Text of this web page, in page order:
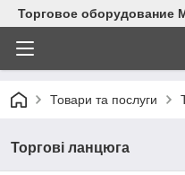
Торговое оборудование
Товари та послуги
Торгові ланцюга